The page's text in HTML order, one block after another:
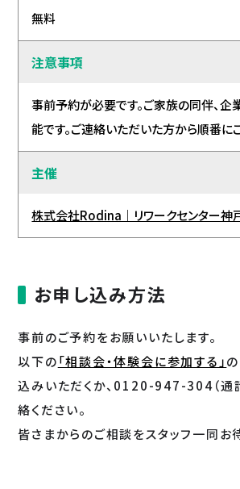
無料
注意事項
事前予約が必要です。ご家族の同伴、
能です。ご連絡いただいた方から順番に
主催
株式会社Rodina｜リワークセンター神
お申し込み方法
事前のご予約をお願いいたします。
以下の「相談会・体験会に参加する」
込みいただくか、0120-947-304（通
絡ください。
皆さまからのご相談をスタッフ一同お